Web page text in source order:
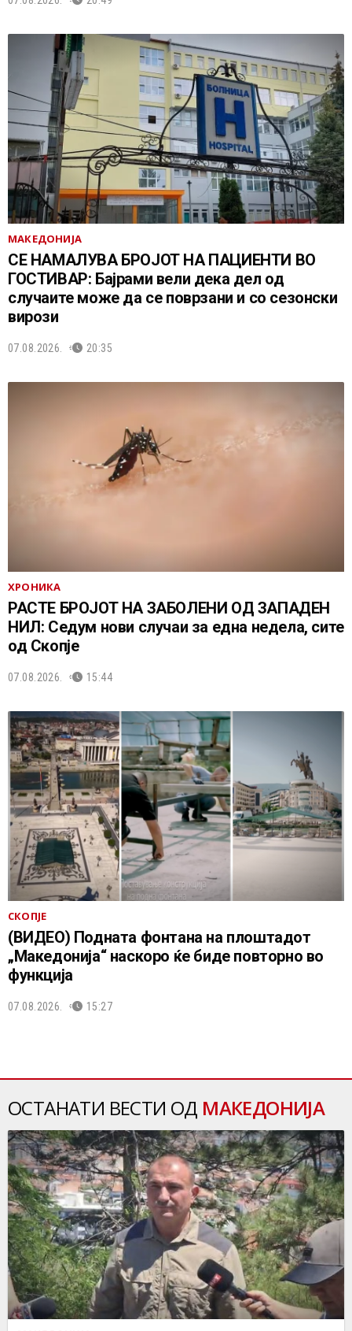
МАКЕДОНИЈА
СЕ НАМАЛУВА БРОЈОТ НА ПАЦИЕНТИ ВО
ГОСТИВАР: Бајрами вели дека дел од
случаите може да се поврзани и со сезонски
вирози
07.08.2026. 20:35
ХРОНИКА
РАСТЕ БРОЈОТ НА ЗАБОЛЕНИ ОД ЗАПАДЕН
НИЛ: Седум нови случаи за една недела, сите
од Скопје
07.08.2026. 15:44
СКОПЈЕ
(ВИДЕО) Подната фонтана на плоштадот
„Македонија“ наскоро ќе биде повторно во
функција
07.08.2026. 15:27
ОСТАНАТИ ВЕСТИ ОД МАКЕДОНИЈА